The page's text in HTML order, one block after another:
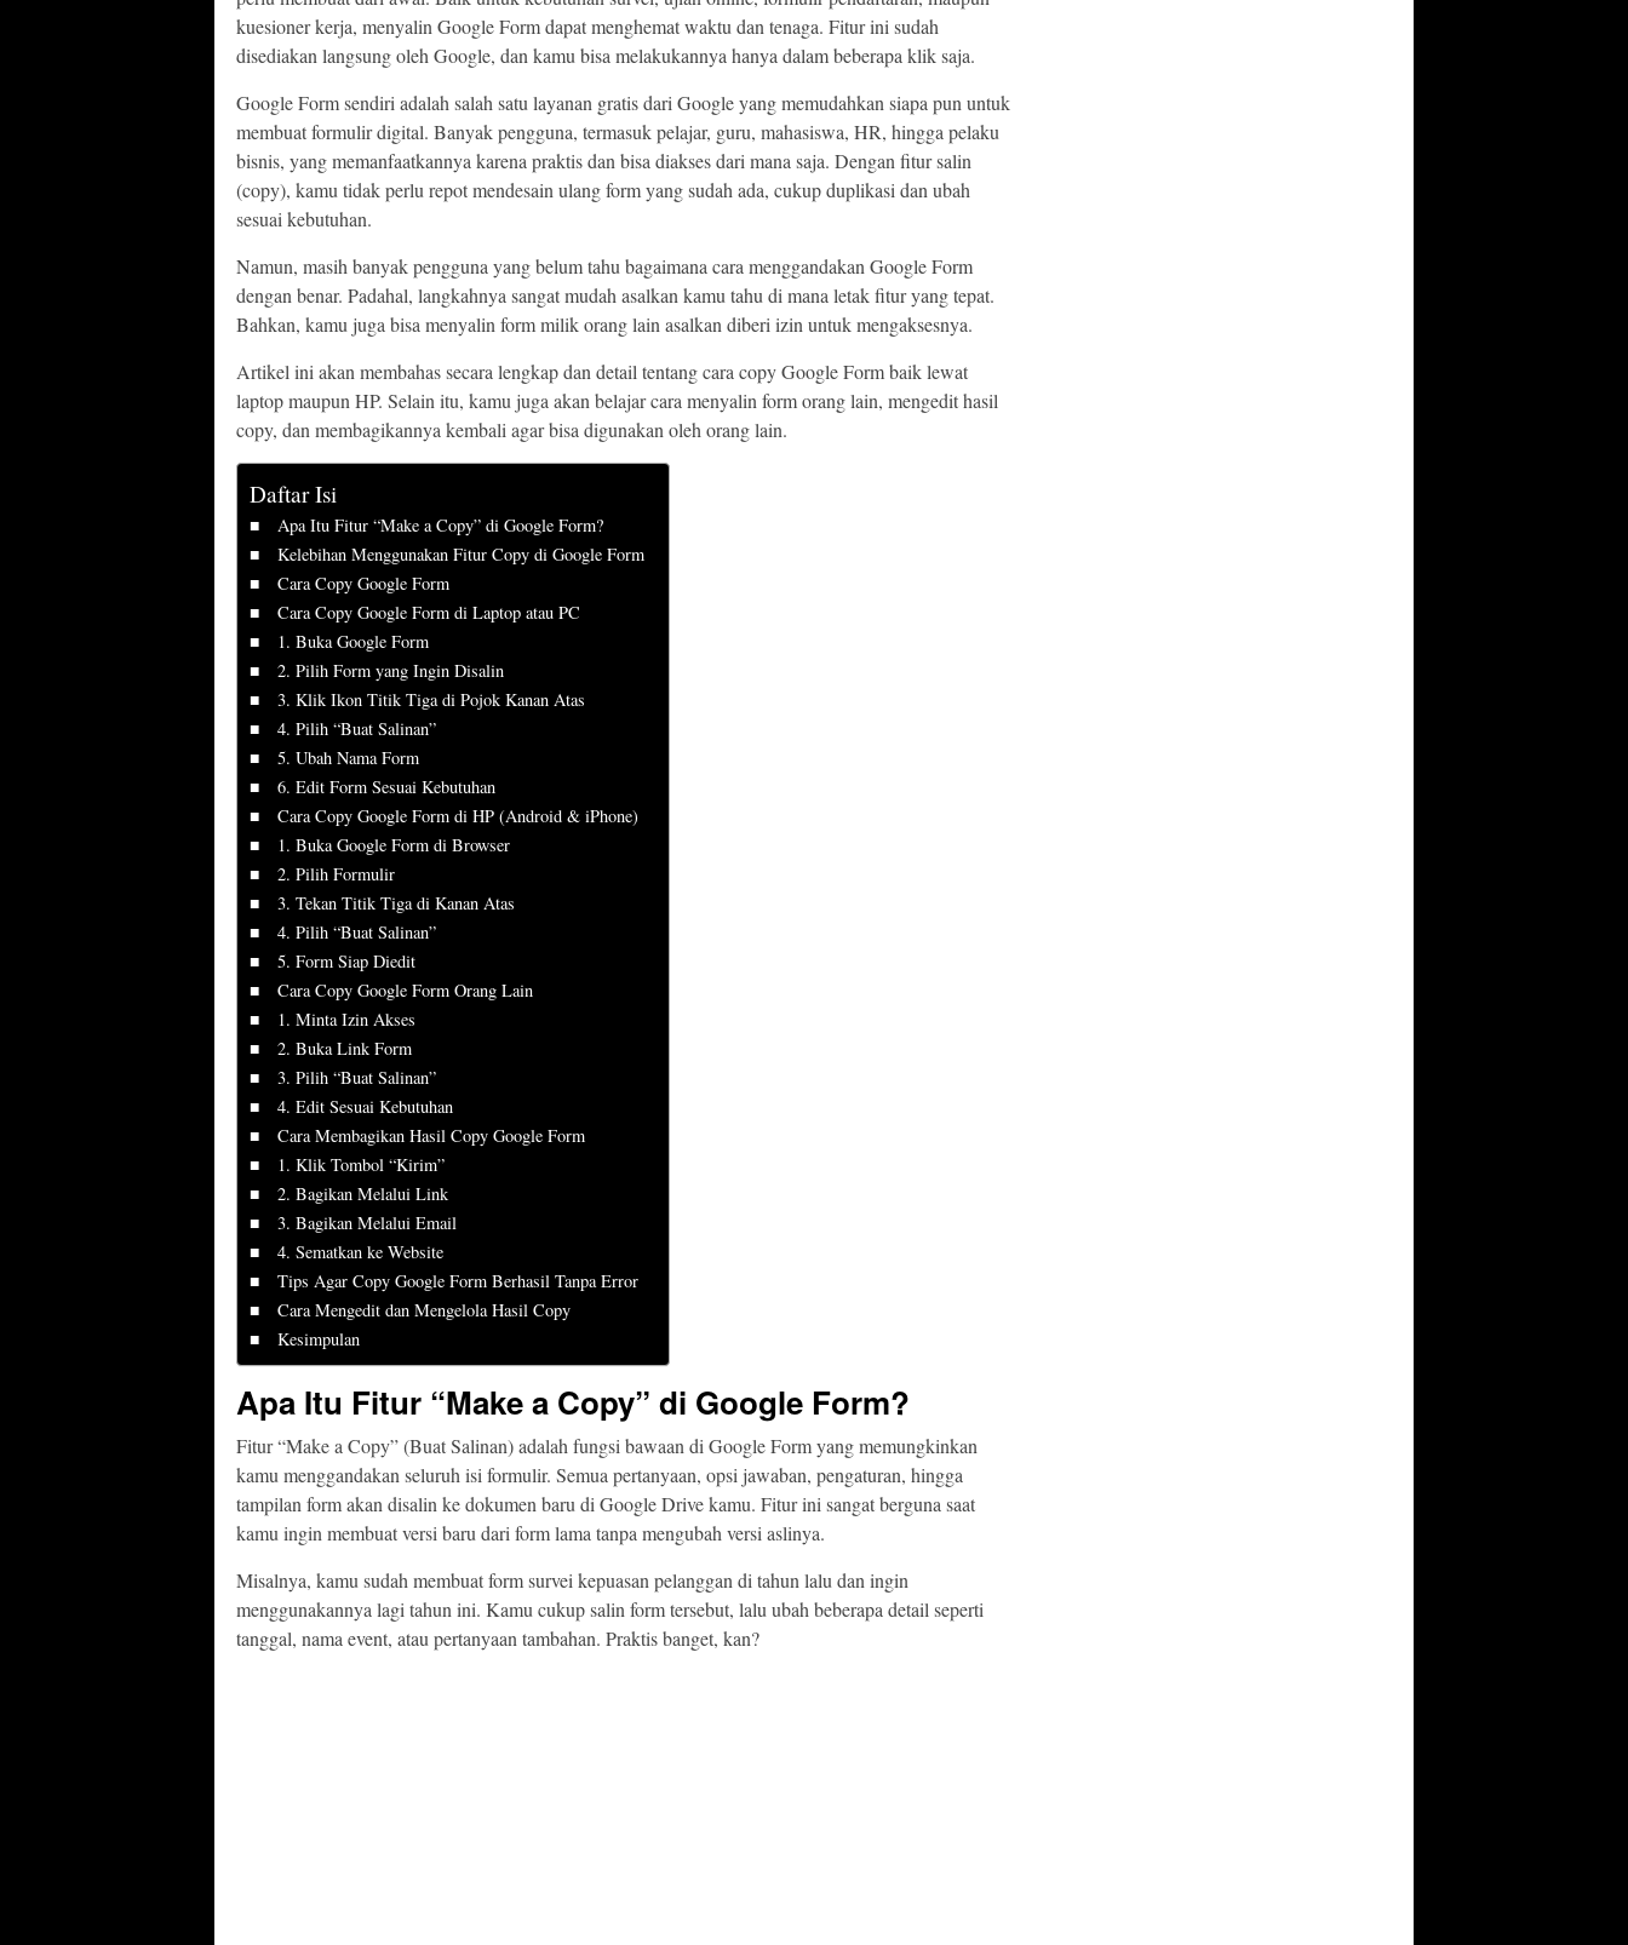
kuesioner kerja, menyalin Google Form dapat menghemat waktu dan tenaga. Fitur ini sudah
disediakan langsung oleh Google, dan kamu bisa melakukannya hanya dalam beberapa klik saja.
Google Form sendiri adalah salah satu layanan gratis dari Google yang memudahkan siapa pun untuk
membuat formulir digital. Banyak pengguna, termasuk pelajar, guru, mahasiswa, HR, hingga pelaku
bisnis, yang memanfaatkannya karena praktis dan bisa diakses dari mana saja. Dengan fitur salin
(copy), kamu tidak perlu repot mendesain ulang form yang sudah ada, cukup duplikasi dan ubah
sesuai kebutuhan.
Namun, masih banyak pengguna yang belum tahu bagaimana cara menggandakan Google Form
dengan benar. Padahal, langkahnya sangat mudah asalkan kamu tahu di mana letak fitur yang tepat.
Bahkan, kamu juga bisa menyalin form milik orang lain asalkan diberi izin untuk mengaksesnya.
Artikel ini akan membahas secara lengkap dan detail tentang cara copy Google Form baik lewat
laptop maupun HP. Selain itu, kamu juga akan belajar cara menyalin form orang lain, mengedit hasil
copy, dan membagikannya kembali agar bisa digunakan oleh orang lain.
Daftar Isi
Apa Itu Fitur “Make a Copy” di Google Form?
Kelebihan Menggunakan Fitur Copy di Google Form
Cara Copy Google Form
Cara Copy Google Form di Laptop atau PC
1. Buka Google Form
2. Pilih Form yang Ingin Disalin
3. Klik Ikon Titik Tiga di Pojok Kanan Atas
4. Pilih “Buat Salinan”
5. Ubah Nama Form
6. Edit Form Sesuai Kebutuhan
Cara Copy Google Form di HP (Android & iPhone)
1. Buka Google Form di Browser
2. Pilih Formulir
3. Tekan Titik Tiga di Kanan Atas
4. Pilih “Buat Salinan”
5. Form Siap Diedit
Cara Copy Google Form Orang Lain
1. Minta Izin Akses
2. Buka Link Form
3. Pilih “Buat Salinan”
4. Edit Sesuai Kebutuhan
Cara Membagikan Hasil Copy Google Form
1. Klik Tombol “Kirim”
2. Bagikan Melalui Link
3. Bagikan Melalui Email
4. Sematkan ke Website
Tips Agar Copy Google Form Berhasil Tanpa Error
Cara Mengedit dan Mengelola Hasil Copy
Kesimpulan
Apa Itu Fitur “Make a Copy” di Google Form?
Fitur “Make a Copy” (Buat Salinan) adalah fungsi bawaan di Google Form yang memungkinkan
kamu menggandakan seluruh isi formulir. Semua pertanyaan, opsi jawaban, pengaturan, hingga
tampilan form akan disalin ke dokumen baru di Google Drive kamu. Fitur ini sangat berguna saat
kamu ingin membuat versi baru dari form lama tanpa mengubah versi aslinya.
Misalnya, kamu sudah membuat form survei kepuasan pelanggan di tahun lalu dan ingin
menggunakannya lagi tahun ini. Kamu cukup salin form tersebut, lalu ubah beberapa detail seperti
tanggal, nama event, atau pertanyaan tambahan. Praktis banget, kan?